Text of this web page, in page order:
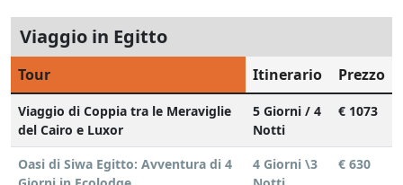
Viaggio in Egitto
Tour Itinerario Prezzo
Viaggio di Coppia tra le Meraviglie
del Cairo e Luxor
5 Giorni / 4
Notti
€ 1073
Oasi di Siwa Egitto: Avventura di 4
4 Giorni \3
€ 630